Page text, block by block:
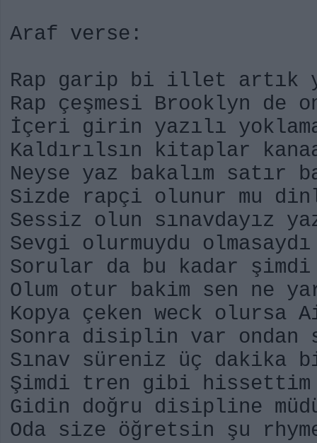
Araf verse:
Rap garip bi illet artık
Rap çeşmesi Brooklyn
İçeri girin yazılı
Kaldırılsın kitaplar
Neyse yaz bakalım satır
Sizde rapçi olunur mu
Sessiz olun sınavdayız
Sevgi olurmuydu
Sorular da bu kadar şimdi
Olum otur bakim sen ne
Kopya çeken weck olursa
Sonra disiplin var ondan
Sınav süreniz üç
Şimdi tren gibi hissettim
Gidin doğru disipline
Oda size öğretsin şu